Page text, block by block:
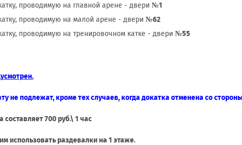
проводимую на главной арене - двери №1
проводимую на малой арене - двери №62
проводимую на тренировочном катке - двери №55
не подлежат, кроме тех случаев, когда докатка отменена со
составляет 700 руб.\ 1 час
использовать раздевалки на 1 этаже.